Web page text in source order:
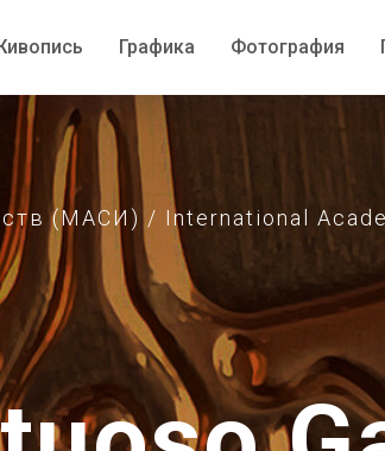
Графика Фотография
Графика Фотография
(МАСИ) / International